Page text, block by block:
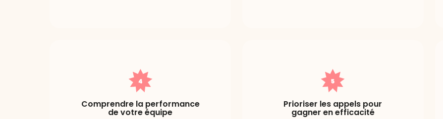
Comprendre la performance
de votre équipe
Prioriser les appels pour
gagner en efficacité